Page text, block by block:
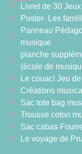
Livret de 30
Poster- Les
Panneau
musique
planche
(école de
Le couac! Jeu
Créations
Sac tote bag
Trousse coton
Sac cabas
Le voyage de